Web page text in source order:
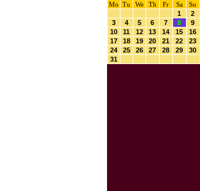
Mo Tu We Th Fr Sa
Su
1
2
3
4 5 6 7 8
9
10
11 12 13 14 15
16
17
18 19 20 21 22
23
24
25 26 27 28 29
30
31